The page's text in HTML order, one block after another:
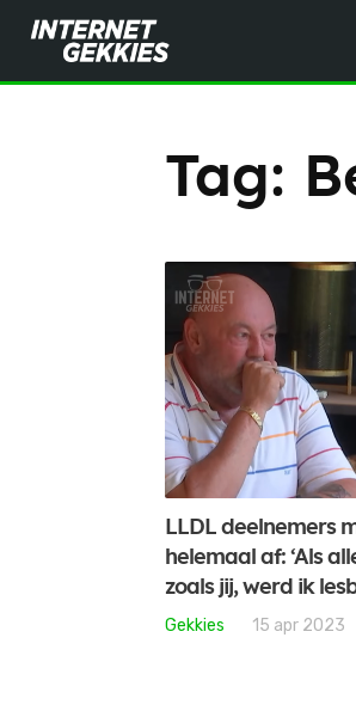
Tag:
LLDL deelnemers
helemaal af: ‘Als
zoals jij, werd ik
Gekkies 15 apr 2023